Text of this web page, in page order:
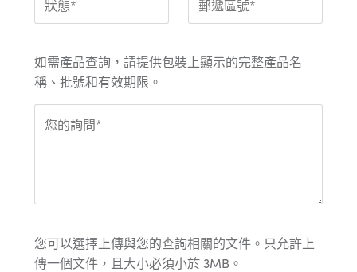
如需產品查詢，請提供包裝上顯示的完整產品名
稱、批號和有效期限。
您可以選擇上傳與您的查詢相關的文件。只允許上
傳一個文件，且大小必須小於 3MB。